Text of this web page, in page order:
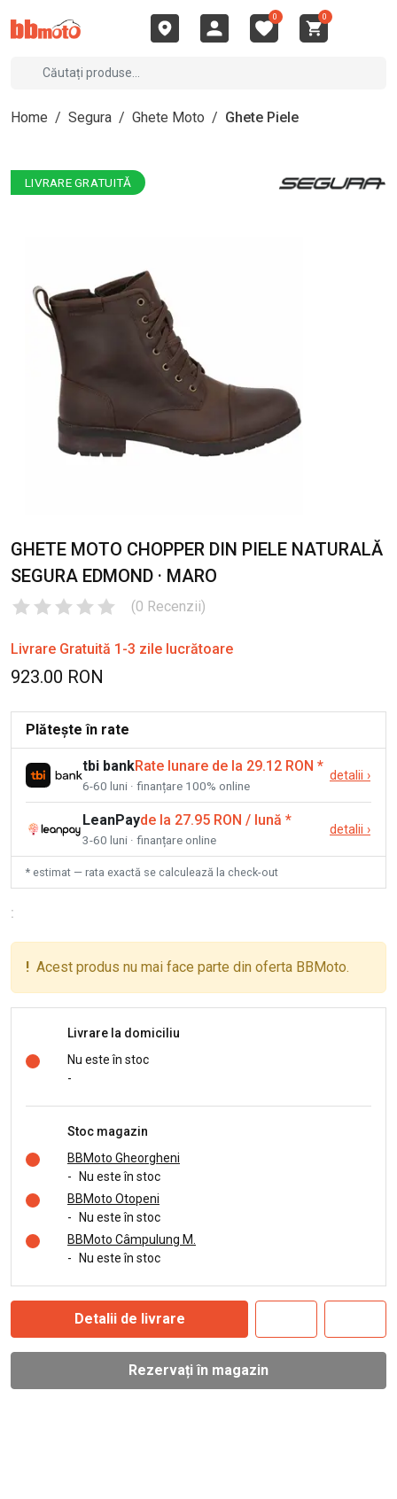
0 0
Home / Segura / Ghete Moto / Ghete Piele
LIVRARE GRATUITĂ
GHETE MOTO CHOPPER DIN PIELE NATURALĂ
SEGURA EDMOND · MARO
(0 Recenzii)
Livrare Gratuită 1-3 zile lucrătoare
923.00 RON
Plătește în rate
tbi bankRate lunare de la 29.12 RON *
6-60 luni · finanțare 100% online
detalii ›
LeanPayde la 27.95 RON / lună *
3-60 luni · finanțare online
detalii ›
* estimat — rata exactă se calculează la check-out
:
! Acest produs nu mai face parte din oferta BBMoto.
Livrare la domiciliu
Nu este în stoc
-
Stoc magazin
BBMoto Gheorgheni
-
Nu este în stoc
BBMoto Otopeni
-
Nu este în stoc
BBMoto Câmpulung M.
-
Nu este în stoc
Detalii de livrare
Rezervați în magazin